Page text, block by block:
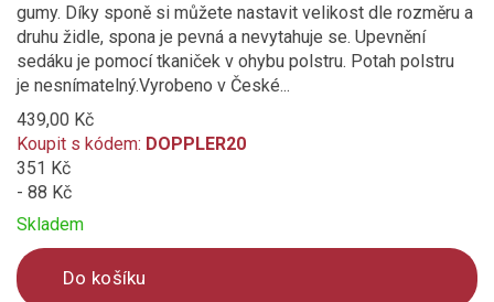
gumy. Díky sponě si můžete nastavit velikost dle rozměru a
druhu židle, spona je pevná a nevytahuje se. Upevnění
sedáku je pomocí tkaniček v ohybu polstru. Potah polstru
je nesnímatelný.Vyrobeno v České...
439,00 Kč
Koupit s kódem: DOPPLER20
351 Kč
- 88 Kč
Skladem
Do košíku